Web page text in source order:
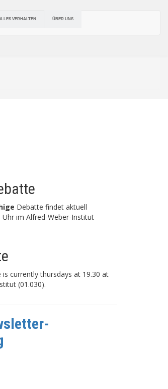
VERHALTEN ÜBER UNS
Debatte findet aktuell
Uhr im Alfred-Weber-Institut
is currently thursdays at 19.30 at
(01.030).